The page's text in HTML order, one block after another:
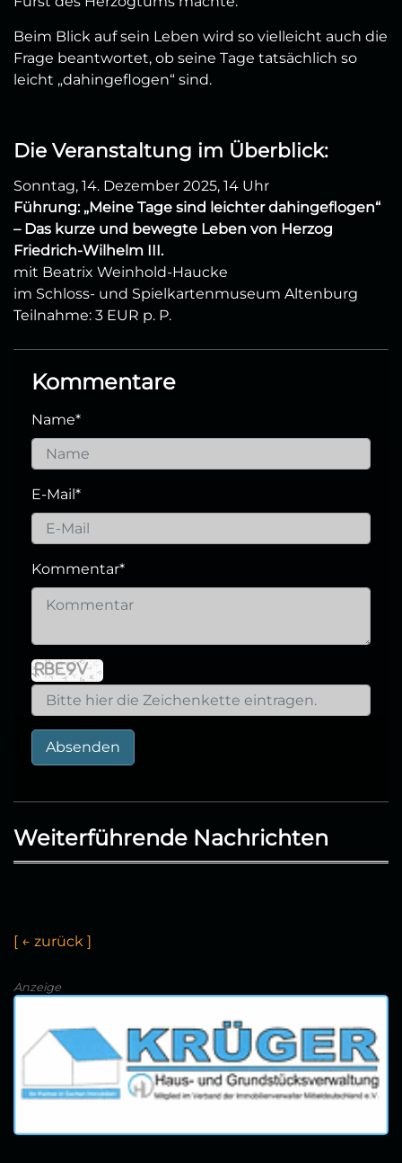
Beim Blick auf sein Leben wird so vielleicht auch die
Frage beantwortet, ob seine Tage tatsächlich so
leicht „dahingeflogen“ sind.
Die Veranstaltung im Überblick:
Sonntag, 14. Dezember 2025, 14 Uhr
Führung: „Meine Tage sind leichter dahingeflogen“
– Das kurze und bewegte Leben von Herzog
Friedrich-Wilhelm III.
mit Beatrix Weinhold-Haucke
im Schloss- und Spielkartenmuseum Altenburg
Teilnahme: 3 EUR p. P.
Kommentare
Name*
E-Mail *
Kommentar*
Absenden
Weiterführende Nachrichten
[ ← zur ück ]
Anzeige